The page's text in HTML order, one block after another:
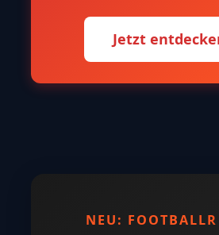
Jetzt
NEU: FOOTBALLR